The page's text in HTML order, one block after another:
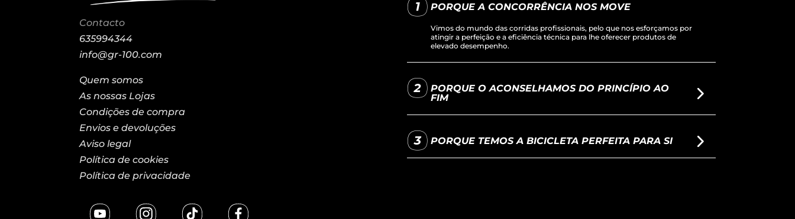
Contacto
635994344
info@gr-100.com
Quem somos
As nossas Lojas
Condições de compra
Envios e devoluções
Aviso legal
Política de cookies
Política de privacidade
PORQUE A CONCORRÊNCIA NOS MOVE
Vimos do mundo das corridas profissionais, pelo que nos esforçamos por
atingir a perfeição e a eficiência técnica para lhe oferecer produtos de
elevado desempenho.
PORQUE O ACONSELHAMOS DO PRINCÍPIO AO
FIM
PORQUE TEMOS A BICICLETA PERFEITA PARA SI